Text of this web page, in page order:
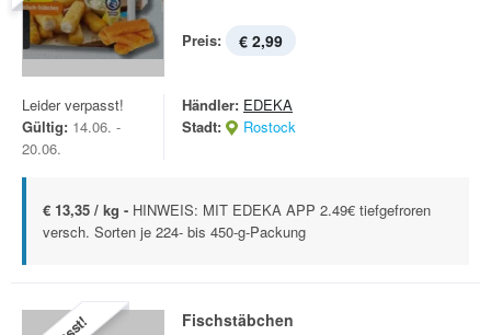
Preis: € 2,99
Leider verpasst!
Gültig: 14.06. -
20.06.
Händler: EDEKA
Stadt:
Rostock
€ 13,35 / kg - HINWEIS: MIT EDEKA APP 2.49€ tiefgefroren
versch. Sorten je 224- bis 450-g-Packung
Fischstäbchen